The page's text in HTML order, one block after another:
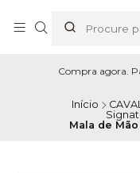
Compra agora.
Início
Mala de